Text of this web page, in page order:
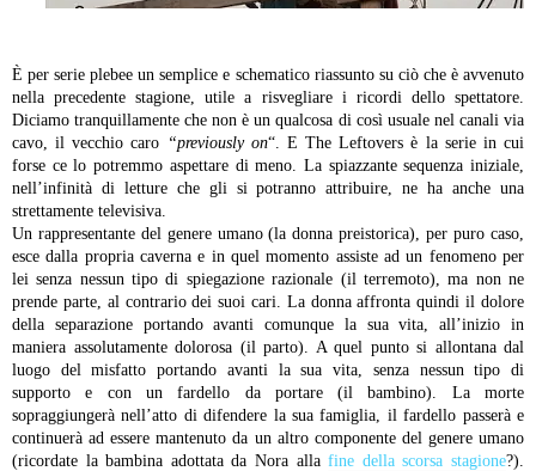
È per serie plebee un semplice e schematico riassunto su ciò che è avvenuto
nella precedente stagione, utile a risvegliare i ricordi dello spettatore.
Diciamo tranquillamente che non è un qualcosa di così usuale nel canali via
cavo, il vecchio caro “previously on“. E The Leftovers è la serie in cui
forse ce lo potremmo aspettare di meno. La spiazzante sequenza iniziale,
nell’infinità di letture che gli si potranno attribuire, ne ha anche una
strettamente televisiva.
Un rappresentante del genere umano (la donna preistorica), per puro caso,
esce dalla propria caverna e in quel momento assiste ad un fenomeno per
lei senza nessun tipo di spiegazione razionale (il terremoto), ma non ne
prende parte, al contrario dei suoi cari. La donna affronta quindi il dolore
della separazione portando avanti comunque la sua vita, all’inizio in
maniera assolutamente dolorosa (il parto). A quel punto si allontana dal
luogo del misfatto portando avanti la sua vita, senza nessun tipo di
supporto e con un fardello da portare (il bambino). La morte
sopraggiungerà nell’atto di difendere la sua famiglia, il fardello passerà e
continuerà ad essere mantenuto da un altro componente del genere umano
(ricordate la bambina adottata da Nora allafine della scorsa stagione?).